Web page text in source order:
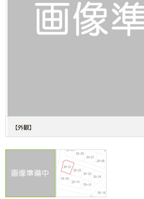
【外観】